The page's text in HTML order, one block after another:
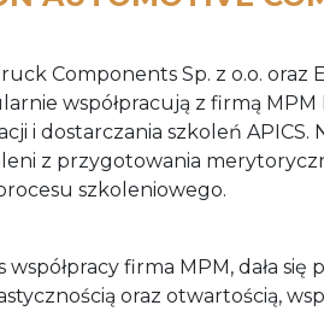
Components Sp. z o.o.
współpracują z firmą
i dostarczania szkoleń APICS.
z przygotowania
szkoleniowego.
współpracy firma MPM, dała
oraz otwartością,